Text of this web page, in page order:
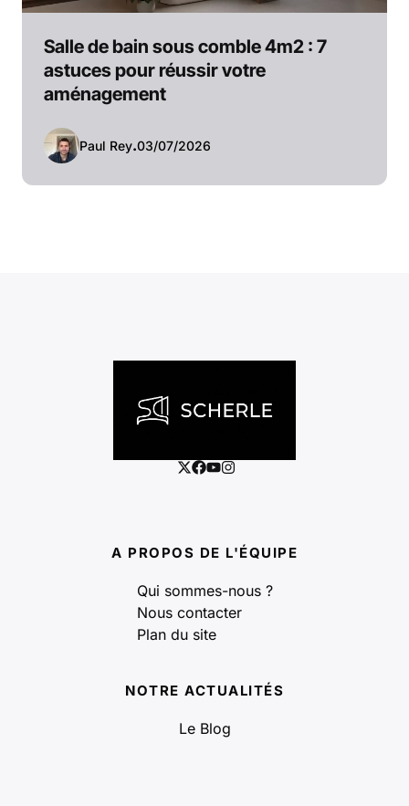
Salle de bain sous comble 4m2 : 7
astuces pour réussir votre
aménagement
Paul Rey.03/07/2026
A PROPOS DE L'ÉQUIPE
Qui sommes-nous ?
Nous contacter
Plan du site
NOTRE ACTUALITÉS
Le Blog